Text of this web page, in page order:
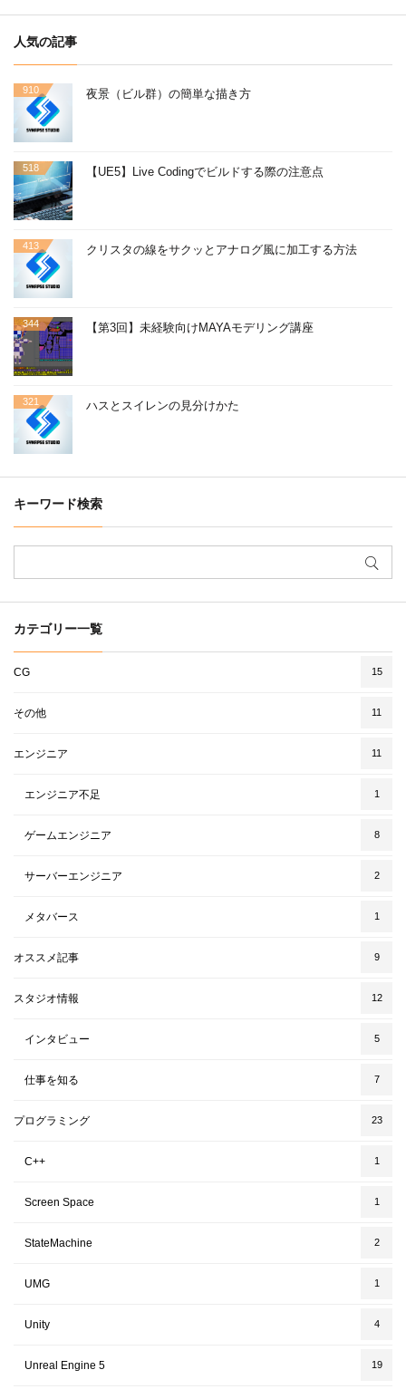
人気の記事
910 夜景（ビル群）の簡単な描き方
518 【UE5】Live Codingでビルドする際の注意点
413 クリスタの線をサクッとアナログ風に加工する方法
344 【第3回】未経験向けMAYAモデリング講座
321 ハスとスイレンの見分けかた
キーワード検索
カテゴリー一覧
CG 15
その他 11
エンジニア 11
エンジニア不足 1
ゲームエンジニア 8
サーバーエンジニア 2
メタバース 1
オススメ記事 9
スタジオ情報 12
インタビュー 5
仕事を知る 7
プログラミング 23
C++ 1
Screen Space 1
StateMachine 2
UMG 1
Unity 4
Unreal Engine 5 19